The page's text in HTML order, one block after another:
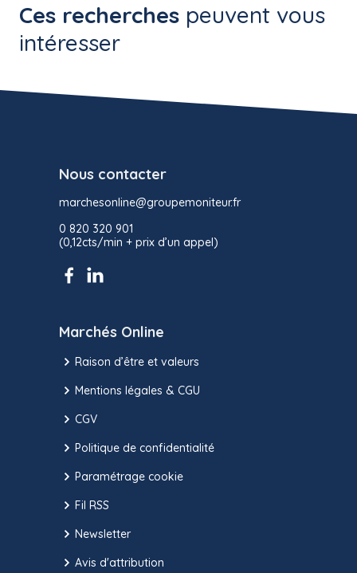
Ces recherches peuvent vous
intéresser
Nous contacter
marchesonline@groupemoniteur.fr
0 820 320 901
(0,12cts/min + prix d’un appel)
Marchés Online
Raison d’être et valeurs
Mentions légales & CGU
CGV
Politique de confidentialité
Paramétrage cookie
Fil RSS
Newsletter
Avis d'attribution